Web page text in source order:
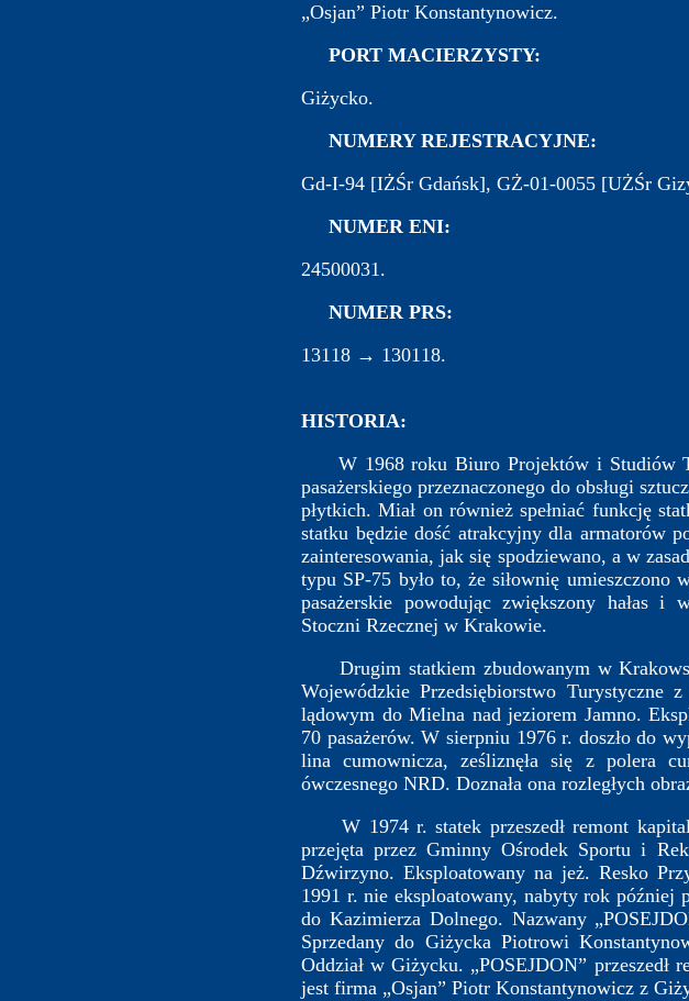
„Osjan” Piotr Konstantynowicz.
PORT MACIERZYSTY:
Giżycko.
NUMERY REJESTRACYJNE:
Gd-I-94 [IŻŚr Gdańsk], GŻ-01-0055 [UŻŚr
NUMER ENI:
24500031.
NUMER PRS:
13118 → 130118.
HISTORIA:
W 1968 roku Biuro Projektów i Studiów
pasażerskiego przeznaczonego do obsługi
płytkich. Miał on również spełniać funkcję
statku będzie dość atrakcyjny dla armatorów
zainteresowania, jak się spodziewano, a w
typu SP-75 było to, że siłownię umieszczono
pasażerskie powodując zwiększony hałas i
Stoczni Rzecznej w Krakowie.
Drugim statkiem zbudowanym w
Wojewódzkie Przedsiębiorstwo Turystyczne
lądowym do Mielna nad jeziorem Jamno.
70 pasażerów. W sierpniu 1976 r. doszło do
lina cumownicza, ześliznęła się z polera
ówczesnego NRD. Doznała ona rozległych
W 1974 r. statek przeszedł remont
przejęta przez Gminny Ośrodek Sportu i
Dźwirzyno. Eksploatowany na jeż. Resko
1991 r. nie eksploatowany, nabyty rok później
do Kazimierza Dolnego. Nazwany
Sprzedany do Giżycka Piotrowi
Oddział w Giżycku. „POSEJDON”
jest firma „Osjan” Piotr Konstantynowicz z